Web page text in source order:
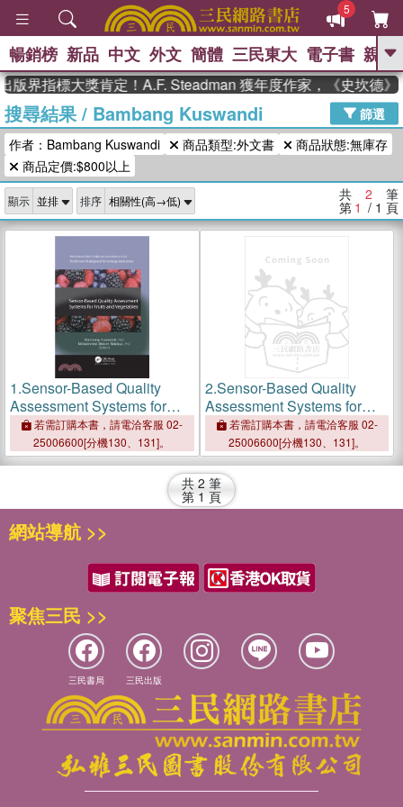
5
GO
熱搜： 東野圭吾 高希均教授回憶錄
、 The Odyssey 、 父親節 、 如果歷
史是一群喵 、 暑期推薦 、 國際布克
登輝時代 、 數學女孩：黎曼猜想 、
偉大的迷走神經
暢銷榜 新品 中文 外文 簡體 三民東大 電子書 親子
版界指標大獎肯定！A.F. Steadman 獲年度作家，《史坎德》
搜尋結果/ Bambang Kuswandi
篩選
作者：Bambang Kuswandi
商品類型:外文書
商品狀態:無庫存
商品定價:$800以上
顯示 排序 共 2 筆
第 1 / 1 頁
1.Sensor-Based Quality
Assessment Systems for
Fruits and Vegetables
若需訂購本書，請電洽客服 02-
25006600[分機130、131]。
2.Sensor-Based Quality
Assessment Systems for
Fruits and Vegetables
若需訂購本書，請電洽客服 02-
25006600[分機130、131]。
共 2 筆
第 1 頁
網站導航 >>
聚焦三民 >>
三民書局 三民出版